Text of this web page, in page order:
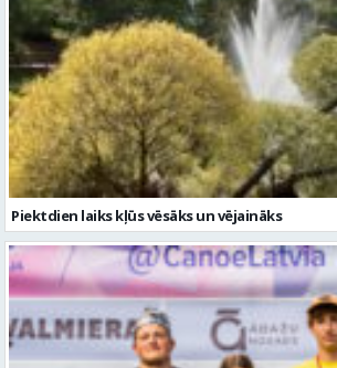
Piektdien laiks kļūs vēsāks un vējaināks